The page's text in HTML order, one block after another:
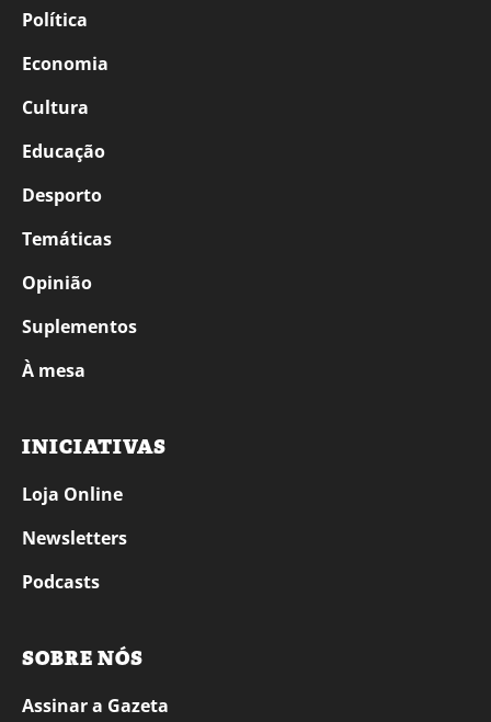
Política
Economia
Cultura
Educação
Desporto
Temáticas
Opinião
Suplementos
À mesa
INICIATIVAS
Loja Online
Newsletters
Podcasts
SOBRE NÓS
Assinar a Gazeta